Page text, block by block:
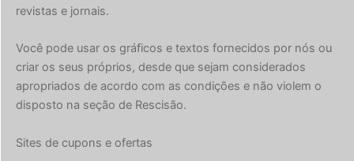
revistas e jornais.
Você pode usar os gráficos e textos fornecidos por nós ou
criar os seus próprios, desde que sejam considerados
apropriados de acordo com as condições e não violem o
disposto na seção de Rescisão.
Sites de cupons e ofertas